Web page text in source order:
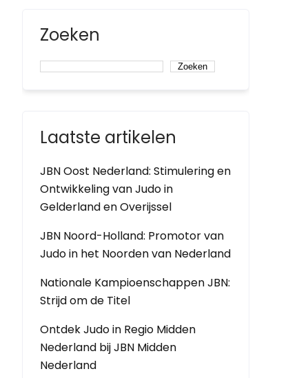
Zoeken
Zoeken
Laatste artikelen
JBN Oost Nederland: Stimulering en
Ontwikkeling van Judo in
Gelderland en Overijssel
JBN Noord-Holland: Promotor van
Judo in het Noorden van Nederland
Nationale Kampioenschappen JBN:
Strijd om de Titel
Ontdek Judo in Regio Midden
Nederland bij JBN Midden
Nederland